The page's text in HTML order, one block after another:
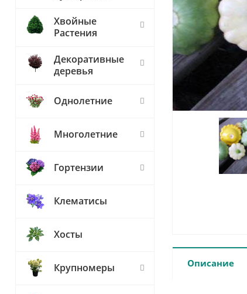
Описание
Хвойные
Растения
Декоративные
деревья
Однолетние
Многолетние
Гортензии
Клематисы
Хосты
Крупномеры